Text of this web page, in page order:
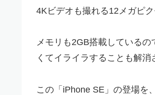
4Kビデオも撮れる12メガピ
メモリも2GB搭載している
くてイライラすることも解消
この「iPhone SE」の登場を